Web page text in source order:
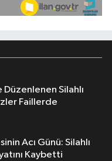
Faillerde
Acı Günü: Silahlı
Kaybetti